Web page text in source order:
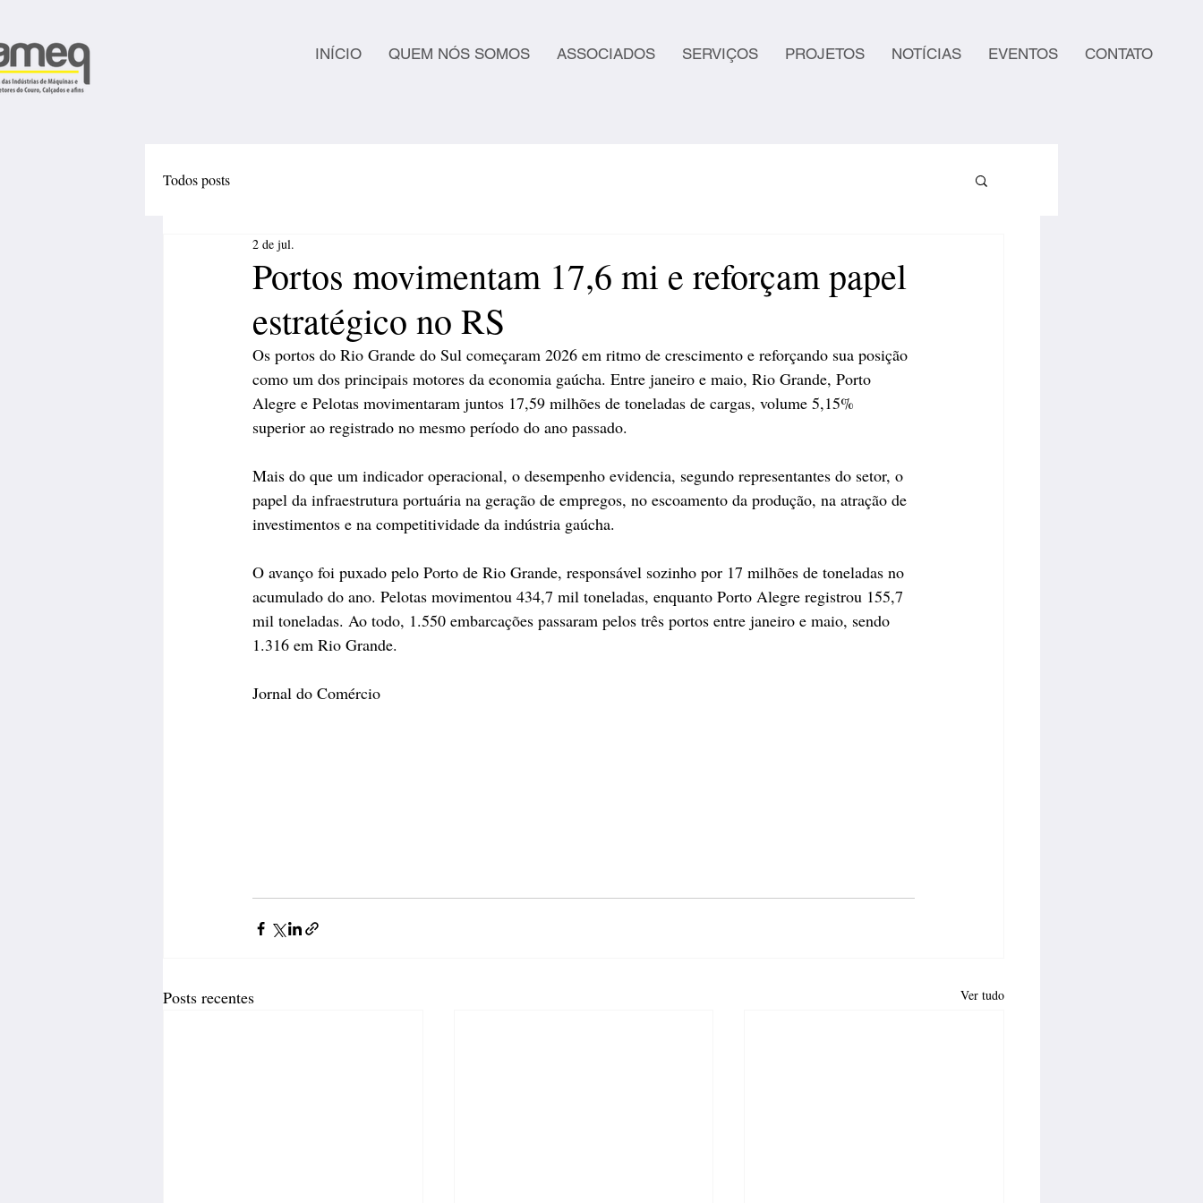
INÍCIO QUEM NÓS SOMOS ASSOCIADOS SERVIÇOS PROJETOS NOTÍCIAS EVENTOS CONTATO
Todos posts
Portos movimentam 17,6 mi e reforçam papel
estratégico no RS
2 de jul.
Os portos do Rio Grande do Sul começaram 2026 em ritmo de crescimento e reforçando sua posição
como um dos principais motores da economia gaúcha. Entre janeiro e maio, Rio Grande, Porto
Alegre e Pelotas movimentaram juntos 17,59 milhões de toneladas de cargas, volume 5,15%
superior ao registrado no mesmo período do ano passado.
Mais do que um indicador operacional, o desempenho evidencia, segundo representantes do setor, o
papel da infraestrutura portuária na geração de empregos, no escoamento da produção, na atração de
investimentos e na competitividade da indústria gaúcha.
O avanço foi puxado pelo Porto de Rio Grande, responsável sozinho por 17 milhões de toneladas no
acumulado do ano. Pelotas movimentou 434,7 mil toneladas, enquanto Porto Alegre registrou 155,7
mil toneladas. Ao todo, 1.550 embarcações passaram pelos três portos entre janeiro e maio, sendo
1.316 em Rio Grande.
Jornal do Comércio
Posts recentes Ver tudo